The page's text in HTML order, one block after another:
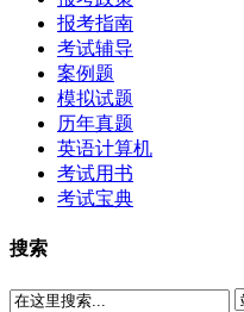
报考指南
考试辅导
案例题
模拟试题
历年真题
英语计算机
考试用书
考试宝典
搜索